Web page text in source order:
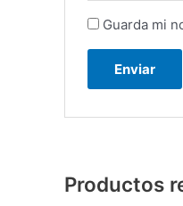
Guarda mi
Productos